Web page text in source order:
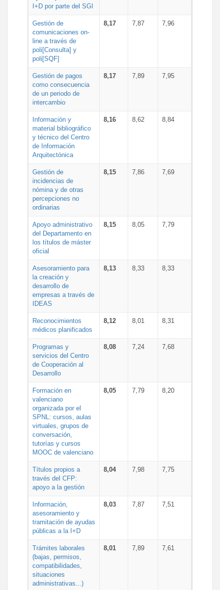
I+D por parte del SGI
Gestión de
comunicaciones on-
line a través de
poli[Consulta] y
poli[SQF]
8,17 7,87 7,96
Gestión de pagos
como consecuencia
de un periodo de
intercambio
8,17 7,89 7,95
Información y
material bibliográfico
y técnico del Centro
de Información
Arquitectónica
8,16 8,62 8,84
Gestión de
incidencias de
nómina y de otras
percepciones no
ordinarias
8,15 7,86 7,69
Apoyo administrativo
del Departamento en
los títulos de máster
oficial
8,15 8,05 7,79
Asesoramiento para
la creación y
desarrollo de
empresas a través de
IDEAS
8,13 8,33 8,33
Reconocimientos
médicos planificados
8,12 8,01 8,31
Programas y
servicios del Centro
de Cooperación al
Desarrollo
8,08 7,24 7,68
Formación en
valenciano
organizada por el
SPNL: cursos, aulas
virtuales, grupos de
conversación,
tutorías y cursos
MOOC de valenciano
8,05 7,79 8,20
Títulos propios a
través del CFP:
apoyo a la gestión
8,04 7,98 7,75
Información,
asesoramiento y
tramitación de ayudas
públicas a la I+D
8,03 7,87 7,51
Trámites laborales
(bajas, permisos,
compatibilidades,
situaciones
administrativas...)
8,01 7,89 7,61